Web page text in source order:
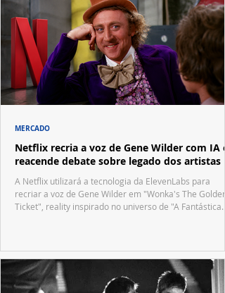
Netflix recria a voz de Gene Wilder com IA e
reacende debate sobre legado dos artistas
A Netflix utilizará a tecnologia da ElevenLabs para
recriar a voz de Gene Wilder em "Wonka's The Golden
Ticket", reality inspirado no universo de "A Fantástica
MERCADO